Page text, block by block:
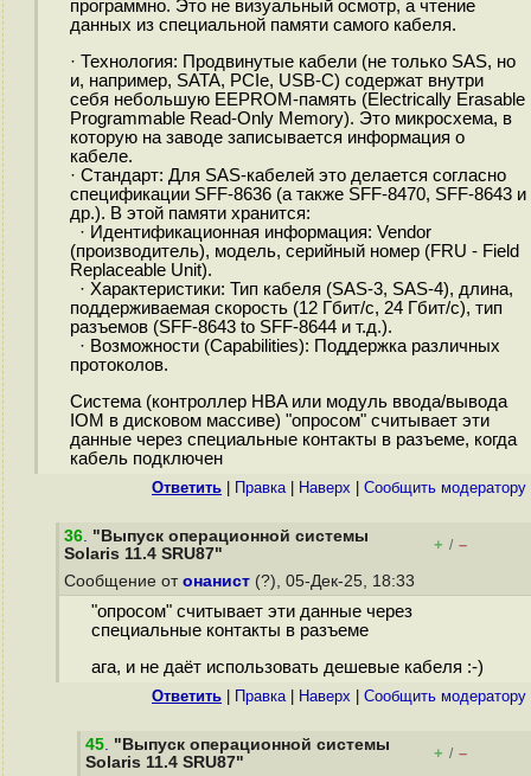
программно. Это не визуальный осмотр, а чтение
данных из специальной памяти самого кабеля.
· Технология: Продвинутые кабели (не только SAS, но
и, например, SATA, PCIe, USB-C) содержат внутри
себя небольшую EEPROM-память (Electrically Erasable
Programmable Read-Only Memory). Это микросхема, в
которую на заводе записывается информация о
кабеле.
· Стандарт: Для SAS-кабелей это делается согласно
спецификации SFF-8636 (а также SFF-8470, SFF-8643 и
др.). В этой памяти хранится:
· Идентификационная информация: Vendor
(производитель), модель, серийный номер (FRU - Field
Replaceable Unit).
· Характеристики: Тип кабеля (SAS-3, SAS-4), длина,
поддерживаемая скорость (12 Гбит/с, 24 Гбит/с), тип
разъемов (SFF-8643 to SFF-8644 и т.д.).
· Возможности (Capabilities): Поддержка различных
протоколов.
Система (контроллер HBA или модуль ввода/вывода
IOM в дисковом массиве) "опросом" считывает эти
данные через специальные контакты в разъеме, когда
кабель подключен
Ответить Правка| Наверх Cообщить модератору
36. "Выпуск операционной системы
Solaris 11.4 SRU87"
+ / –
Сообщение от онанист (?), 05-Дек-25, 18:33
"опросом" считывает эти данные через
специальные контакты в разъеме
ага, и не даёт использовать дешевые кабеля :-)
Ответить Правка| Наверх Cообщить модератору
45. "Выпуск операционной системы
Solaris 11.4 SRU87"
+ / –